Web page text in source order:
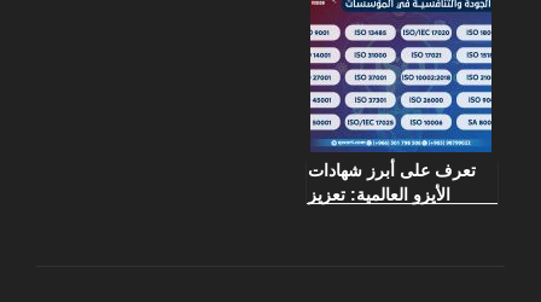
تعرف على أبرز شهادات
الأيزو العالمية: تعزيز